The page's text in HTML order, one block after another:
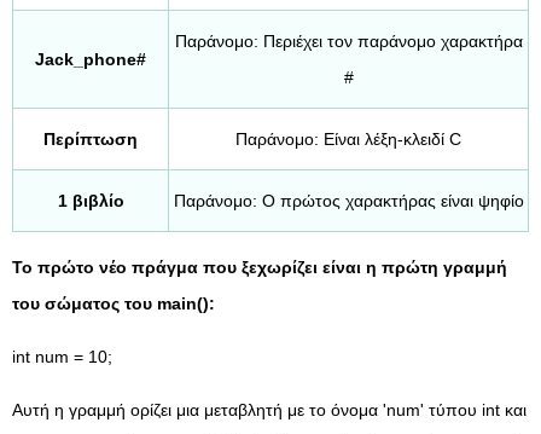
Jack_phone#
Παράνομο: Περιέχει τον παράνομο χαρακτήρα
#
Περίπτωση Παράνομο: Είναι λέξη-κλειδί C
1 βιβλίο Παράνομο: Ο πρώτος χαρακτήρας είναι ψηφίο
Το πρώτο νέο πράγμα που ξεχωρίζει είναι η πρώτη γραμμή
του σώματος του main():
int num = 10;
Αυτή η γραμμή ορίζει μια μεταβλητή με το όνομα 'num' τύπου int και